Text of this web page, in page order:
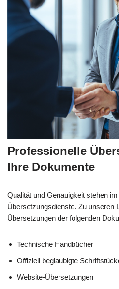
Professionelle
Ihre Dokumente
Qualität und Genauigkeit stehen
Übersetzungsdienste. Zu unseren
Übersetzungen der folgenden
Technische Handbücher
Offiziell beglaubigte
Website-Übersetzungen